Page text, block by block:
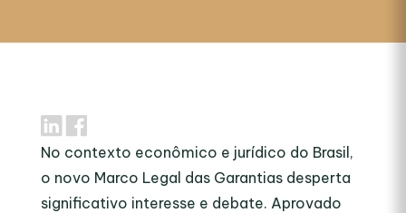
No contexto econômico e jurídico do Brasil,
o novo Marco Legal das Garantias desperta
significativo interesse e debate. Aprovado